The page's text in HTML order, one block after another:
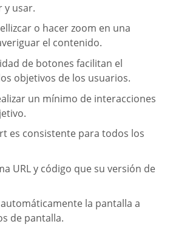
y usar.
o hacer zoom en una
el contenido.
de botones facilitan el
objetivos de los usuarios.
un mínimo de interacciones
es consistente para todos los
URL y código que su versión de
la pantalla a
de pantalla.